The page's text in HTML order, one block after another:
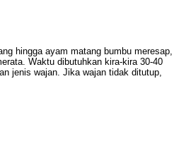
hingga ayam matang bumbu meresap,
Waktu dibutuhkan kira-kira 30-40
jenis wajan. Jika wajan tidak ditutup,